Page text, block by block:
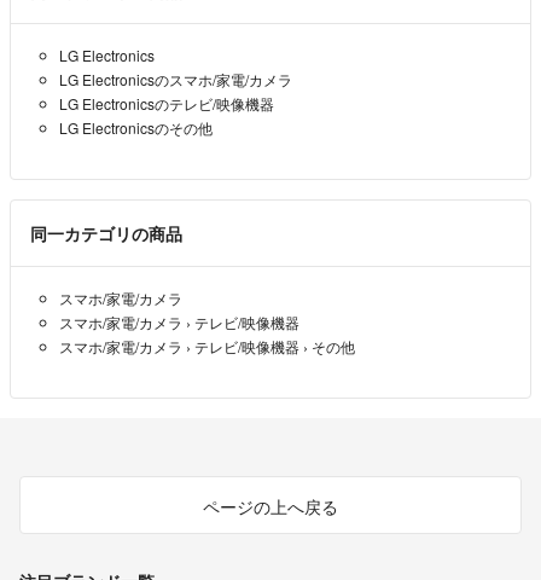
LG Electronics
LG Electronicsのスマホ/家電/カメラ
LG Electronicsのテレビ/映像機器
LG Electronicsのその他
同一カテゴリの商品
スマホ/家電/カメラ
スマホ/家電/カメラ › テレビ/映像機器
スマホ/家電/カメラ › テレビ/映像機器 › その他
ページの上へ戻る